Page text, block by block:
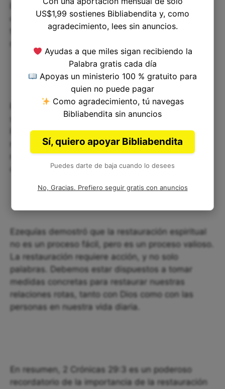
Ezequías reconstruyó el Templo y restauró el
compromiso de su comunidad con Dios, así
también debemos esforzarnos por reparar
Para algunos, la restauración espiritual puede
significar el arrepentimiento y el volver a Dios.
Para otros, puede significar reparar relaciones
rotas. Pero sea cual sea la naturaleza de la
restauración, es un compromiso a volver a
conectar con Dios y las personas que nos rodean.
Ezequías demostró que la restauración espiritual
no es un proceso fácil, pero es un proceso valioso.
La restauración requiere acción, y no solo
palabras. Debemos estar dispuestos a tomar
medidas concretas para restaurar nuestras
relaciones rotas, tanto con Dios como con las
personas en nuestra vida diaria.
En resumen, 2 Crónicas 29:3 es un poderoso
recordatorio de la importancia de la restauración
US$1,99 sostienes Bibliabendita y, como
agradecimiento, lees sin anuncios.
Ayudas a que miles sigan recibiendo la
Palabra gratis cada día
Apoyas un ministerio 100 % gratuito para
quien no puede pagar
Como agradecimiento, tú navegas
Bibliabendita sin anuncios
Sí, quiero apoyar Bibliabendita
Puedes darte de baja cuando lo desees
No, Gracias. Prefiero seguir gratis con anuncios